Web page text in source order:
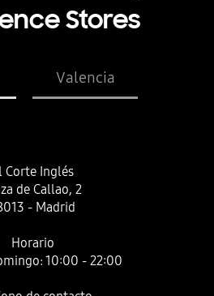
Stores
Valencia
Corte Inglés
de Callao, 2
- Madrid
Horario
10:00 - 22:00